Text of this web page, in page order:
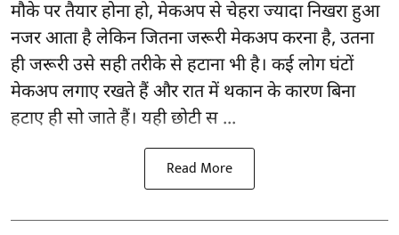
मौके पर तैयार होना हो, मेकअप सेचेहरा ज्यादा निखराहुआ
नजर आता है लेकिन जितना जरूरी मेकअप करना है, उतना
ही जरूरी उसे सही तरीके से हटाना भी है। कई लोग घंटों
मेकअप लगाए रखते हैं और रात में थकान के कारण बिना
हटाए ही सो जाते हैं। यही छोटी स ...
Read More